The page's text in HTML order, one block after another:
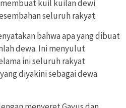
membuat kuil kuilan dewi
seluruh rakyat.
bahwa apa yang dibuat
dewa. Ini menyulut
ini seluruh rakyat
diyakini sebagai dewa